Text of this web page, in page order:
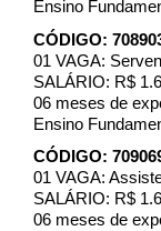
Ensino
CÓDIGO:
01 VAGA:
SALÁRIO: R$
06 meses de
Ensino
CÓDIGO:
01 VAGA:
SALÁRIO: R$
06 meses de